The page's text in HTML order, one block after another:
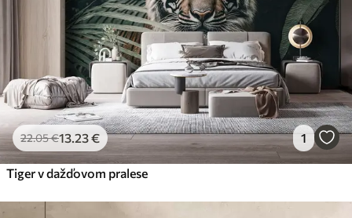
22.05€13.23€ 1
Tiger v dažďovom pralese